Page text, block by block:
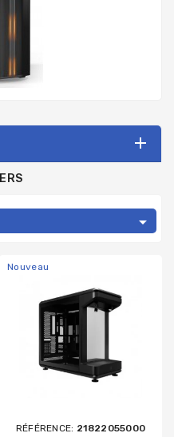

Nouveau
RÉFÉRENCE: 21822055000